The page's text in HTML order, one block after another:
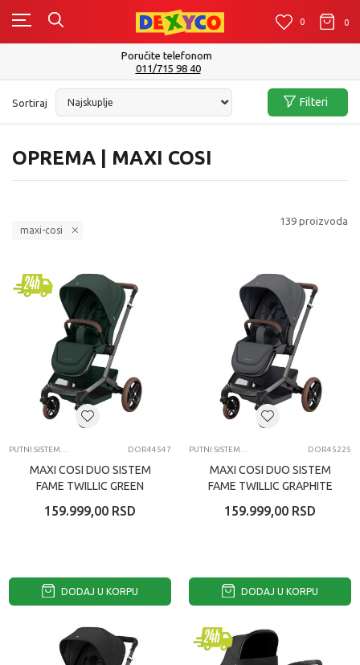
0 0 0
Isporuku možete očekivati u roku od 2 do 4 radna dana!
Pogledaj više
OPREMA | MAXI COSI
Sortiraj Filteri
maxi-cosi
139 proizvoda
DOR44547
MAXI COSI DUO SISTEM
FAME TWILLIC GREEN
159.999,00 RSD
DODAJ U KORPU
DOR45225
MAXI COSI DUO SISTEM
FAME TWILLIC GRAPHITE
159.999,00 RSD
DODAJ U KORPU